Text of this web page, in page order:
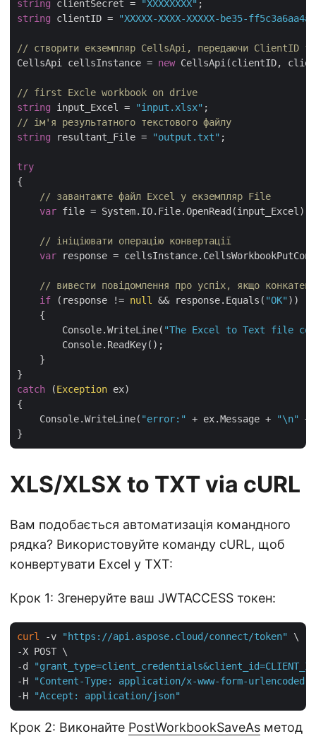
string clientSecret = "XXXXXXXX"
string clientID = "XXXXX-XXXX-XXXXX-be35-
// створити екземпляр CellsApi, передаючи ClientID
CellsApi cellsInstance = new CellsApi(clientID,
// first Excle workbook on drive
string input_Excel = "input.xlsx"
// ім'я результатного текстового файлу
string resultant_File = "output.txt" ;
try
{
// завантажте файл Excel у екземпляр File
var file = System.IO.File.OpenRead(input_Excel);
// ініціювати операцію конвертації
var response =
// вивести повідомлення про успіх, якщо
if (response != null && response.Equals( "OK" ))
    {
        Console.WriteLine(
"The Excel to Text file
        Console.ReadKey();
    }
catch (Exception ex)
{
    Console.WriteLine(
"error:" + ex.Message + "\n"
+
XLS/XLSX to TXT via cURL
Вам подобається автоматизація командного
рядка? Використовуйте команду cURL, щоб
конвертувати Excel у TXT:
Крок 1: Згенеруйте ваш JWTACCESS токен:
curl -v "https://api.aspose.cloud/connect/token"
\
-X POST \
-d
-H
"Content-Type: application/x-www-form-urlencoded"
-H
"Accept: application/json"
Крок 2: Виконайте PostWorkbookSaveAs метод